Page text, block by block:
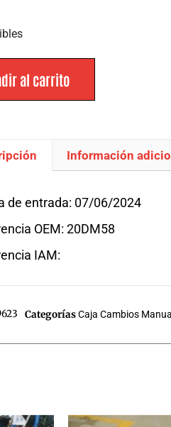
al carrito
Información
de entrada: 07/06/2024
OEM: 20DM58
IAM:
CategoríasCaja Cambios Manual